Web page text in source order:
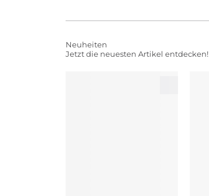
Neuheiten
Jetzt die neuesten Artikel entdecken!